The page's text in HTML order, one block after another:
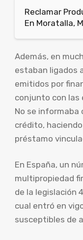
Reclamar
En Moratalla,
Además, en
estaban ligados
emitidos por
conjunto con las
No se informaba
crédito,
préstamo
En España, un
multipropiedad
de la legislación
cual entró en
susceptibles de